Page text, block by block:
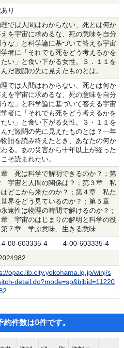
り
理では人間はわからない、死とは何か
を宇宙に求めるな、死の意味を自分
うな」と科学論に基づいて答える宇宙
者に「それでも死をどう考えるかを
たい」と食い下がる女性。３．１１を
だ激闘の先に見えたものとは。
理では人間はわからない、死とは何か
を宇宙に求めるな、死の意味を自分
うな」と科学論に基づいて答える宇宙
者に「それでも死をどう考えるかを
たい」と食い下がる女性。３・１１を
んだ激闘の先に見えたものとは？一年
物語を読み終えたとき、あなたの何か
る。あの災害から十年以上が経った
そ読まれたい。
章 死は科学で解明できるのか？；第
宇宙と人間の関係は？；第３章 私
はどこから来たのか？；第４章 私た
世界をどう見ているのか？；第５章
遠性は物理の時間で解けるのか？；
章 宇宙のはじまりの解明と科学の役
第７章 学ぶ意味、生きる意味
4-00-603335-4 4-00-603335-4
opac.lib.city.yokohama.lg.jp/winj/s
detail.do?mode=sp&bibid=11220
件数は0件です。